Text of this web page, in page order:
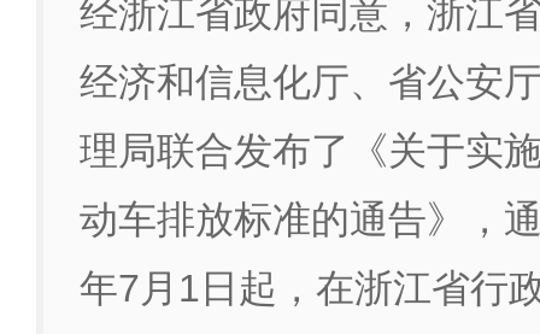
经浙江省政府同意，浙江
经济和信息化厅、省公安
理局联合发布了《关于实
动车排放标准的通告》，
年7月1日起，在浙江省行